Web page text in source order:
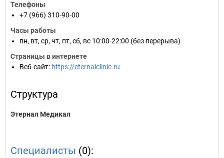
Телефоны
+7 (966) 310-90-00
Часы работы
пн, вт, ср, чт, пт, сб, вс 10:00-22:00 (без перерыва)
Страницы в интернете
Веб-сайт: https://eternalclinic.ru
Структура
Этернал Медикал
Специалисты (0):